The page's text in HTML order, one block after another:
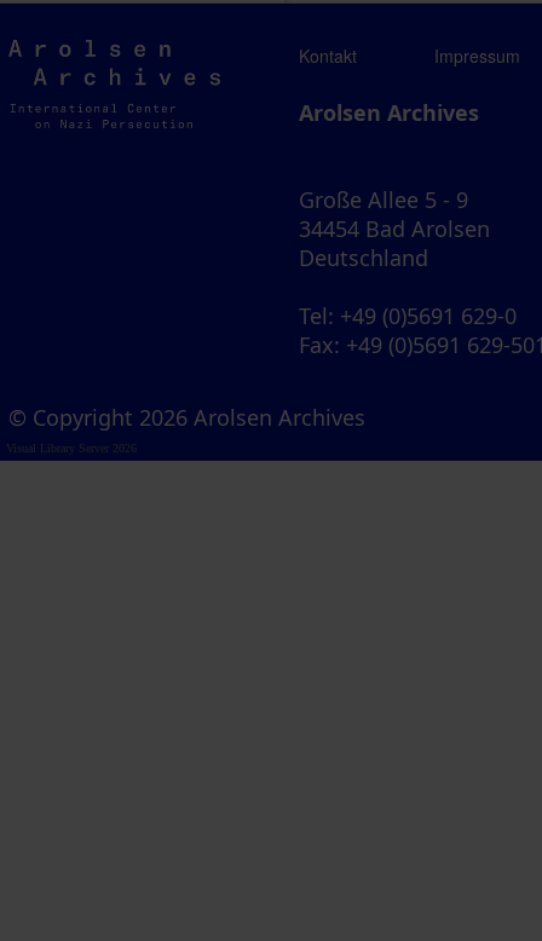
Arolsen
Archives
Kontakt Impressum
Arolsen Archives
Große Allee 5 - 9
34454 Bad Arolsen
Deutschland
Tel: +49 (0)5691 629-0
Fax: +49 (0)5691 629-
© Copyright 2026 Arolsen Archives
Visual Library Server 2026